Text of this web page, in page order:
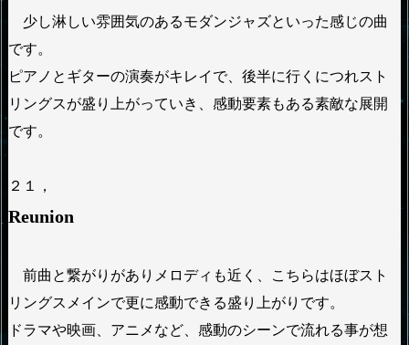
少し淋しい雰囲気のあるモダンジャズといった感じの曲
です。
ピアノとギターの演奏がキレイで、後半に行くにつれスト
リングスが盛り上がっていき、感動要素もある素敵な展開
です。
２１，
Reunion
前曲と繋がりがありメロディも近く、こちらはほぼスト
リングスメインで更に感動できる盛り上がりです。
ドラマや映画、アニメなど、感動のシーンで流れる事が想